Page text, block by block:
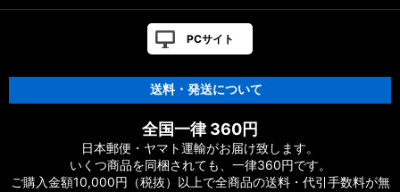
PCサイト
送料・発送について
全国一律 360円
日本郵便・ヤマト運輸がお届け致します。
いくつ商品を同梱されても、一律360円です。
ご購入金額10,000円（税抜）以上で全商品の送料・代引手数料が無